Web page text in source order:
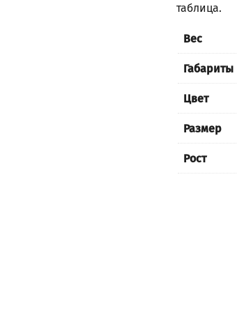
таблица.
Вес
Габариты
Цвет
Размер
Рост